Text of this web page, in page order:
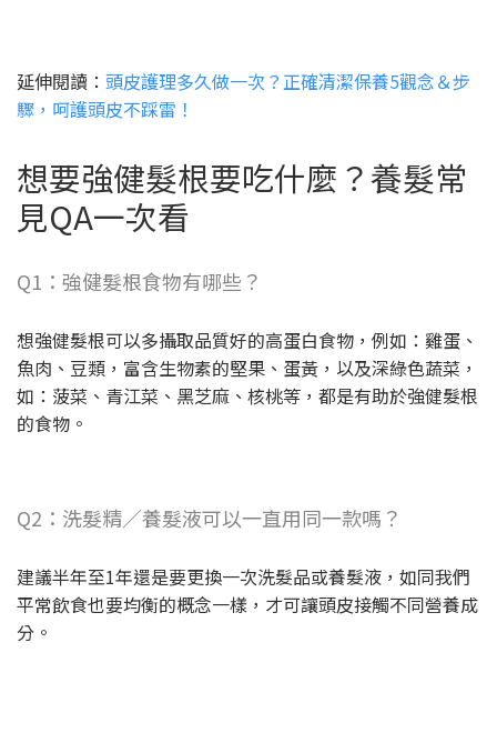
延伸閱讀： 頭皮護理多久做一次？正確清潔保養5觀念＆步
驟，呵護頭皮不踩雷！
想要強健髮根要吃什麼？養髮常
見QA一次看
Q1：強健髮根食物有哪些？
想強健髮根可以多攝取品質好的高蛋白食物，例如：雞蛋、
魚肉、豆類，富含生物素的堅果、蛋黃，以及深綠色蔬菜，
如：菠菜、青江菜、黑芝麻、核桃等，都是有助於強健髮根
的食物。
Q2：洗髮精／養髮液可以一直用同一款嗎？
建議半年至1年還是要更換一次洗髮品或養髮液，如同我們
平常飲食也要均衡的概念一樣，才可讓頭皮接觸不同營養成
分。